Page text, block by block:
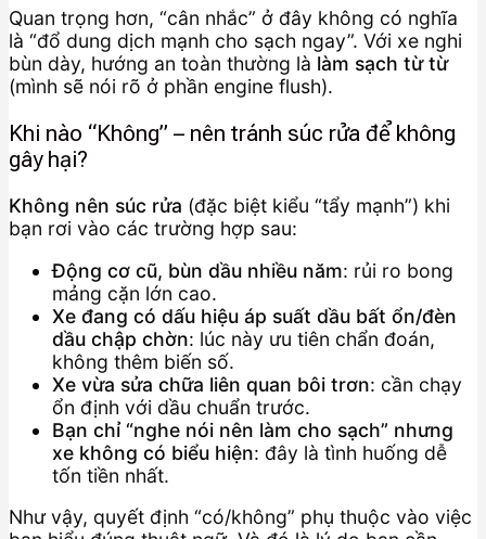
Quan trọng hơn, “cân nhắc” ở đây không có nghĩa
là “đổ dung dịch mạnh cho sạch ngay”. Với xe nghi
bùn dày, hướng an toàn thường là làm sạch từ từ
(mình sẽ nói rõ ở phần engine flush).
Khi nào “Không” – nên tránh súc rửa để không
gây hại?
Không nên súc rửa (đặc biệt kiểu “tẩy mạnh”) khi
bạn rơi vào các trường hợp sau:
Động cơ cũ, bùn dầu nhiều năm: rủi ro bong
mảng cặn lớn cao.
Xe đang có dấu hiệu áp suất dầu bất ổn/đèn
dầu chập chờn: lúc này ưu tiên chẩn đoán,
không thêm biến số.
Xe vừa sửa chữa liên quan bôi trơn: cần chạy
ổn định với dầu chuẩn trước.
Bạn chỉ “nghe nói nên làm cho sạch” nhưng
xe không có biểu hiện: đây là tình huống dễ
tốn tiền nhất.
Như vậy, quyết định “có/không” phụ thuộc vào việc